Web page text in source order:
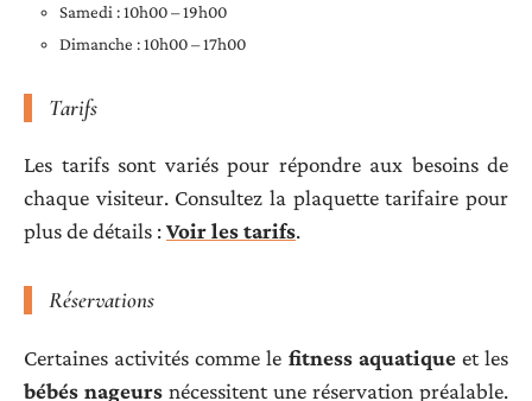
Samedi : 10h00 – 19h00
Dimanche : 10h00 – 17h00
Tarifs
Les tarifs sont variés pour répondre aux besoins de
chaque visiteur. Consultez la plaquette tarifaire pour
plus de détails :Voir les tarifs.
Réservations
Certaines activités comme le fitness aquatiqueet les
bébés nageurs nécessitent une réservation préalable.